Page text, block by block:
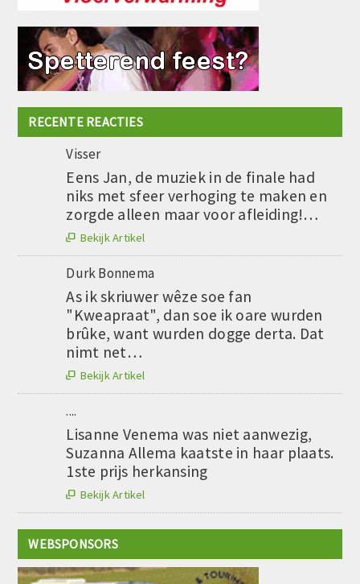
RECENTE REACTIES
Visser
Eens Jan, de muziek in de finale had
niks met sfeer verhoging te maken en
zorgde alleen maar voor afleiding!…
 Bekijk Artikel
Durk Bonnema
As ik skriuwer wêze soe fan
"Kweapraat", dan soe ik oare wurden
brûke, want wurden dogge derta. Dat
nimt net…
 Bekijk Artikel
....
Lisanne Venema was niet aanwezig,
Suzanna Allema kaatste in haar plaats.
1ste prijs herkansing
 Bekijk Artikel
WEBSPONSORS